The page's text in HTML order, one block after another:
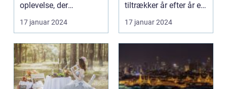
oplevelse, der
tilfredsstiller enhver
eventy...
17 januar 2024
tiltrækker år efter år et
utal af rejsende og e...
17 januar 2024